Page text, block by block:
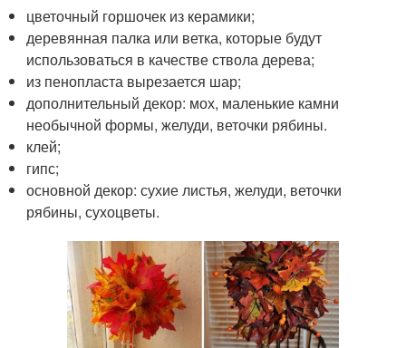
цветочный горшочек из керамики;
деревянная палка или ветка, которые будут
использоваться в качестве ствола дерева;
из пенопласта вырезается шар;
дополнительный декор: мох, маленькие камни
необычной формы, желуди, веточки рябины.
клей;
гипс;
основной декор: сухие листья, желуди, веточки
рябины, сухоцветы.